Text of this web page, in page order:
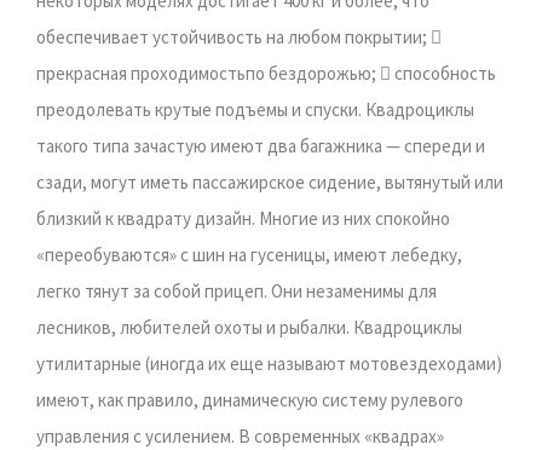
обеспечивает устойчивость на любом покрытии; 
прекрасная проходимостьпо бездорожью;  способность
преодолевать крутые подъемы и спуски. Квадроциклы
такого типа зачастую имеют два багажника — спереди и
сзади, могут иметь пассажирское сидение, вытянутый или
близкий к квадрату дизайн. Многие из них спокойно
«переобуваются» с шин на гусеницы, имеют лебедку,
легко тянут за собой прицеп. Они незаменимы для
лесников, любителей охоты и рыбалки. Квадроциклы
утилитарные (иногда их еще называют мотовездеходами)
имеют, как правило, динамическую систему рулевого
управления с усилением. В современных «квадрах»